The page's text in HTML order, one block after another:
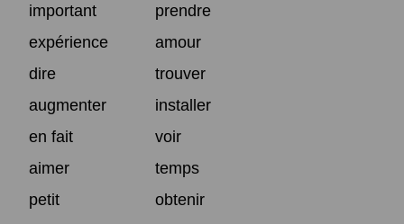
important
prendre
expérience
amour
dire
trouver
augmenter
installer
en fait
voir
aimer
temps
petit
obtenir